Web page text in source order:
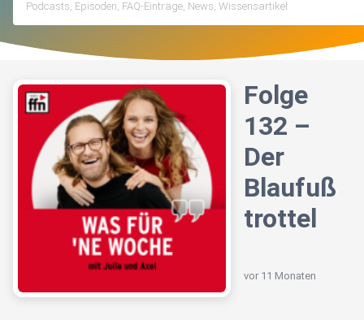
Folge
132 –
Der
Blaufuß
trottel
vor 11 Monaten